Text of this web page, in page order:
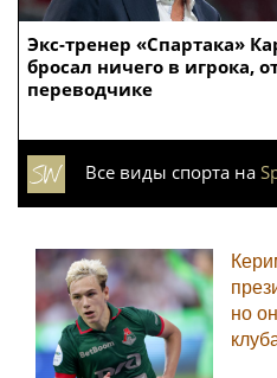
Экс-тренер «Спартака»
бросал ничего в игрока,
переводчике
Все виды спорта на
но